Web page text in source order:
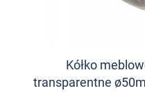
Kółko
transparentne